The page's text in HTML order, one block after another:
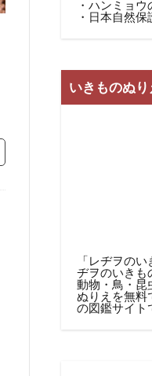
・ハンミョ
・日本自然
いきものぬ
「レヂヲの
ヂヲのいきも
動物・鳥・昆
ぬりえを無料
の図鑑サイト